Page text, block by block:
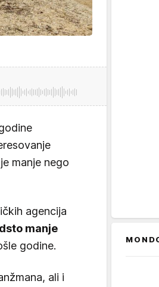
manje nego
agencija
manje
godine.
ali i